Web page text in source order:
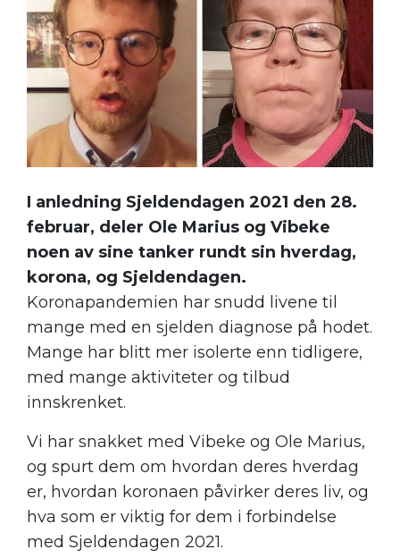
I anledning Sjeldendagen 2021 den 28.
februar, deler Ole Marius og Vibeke
noen av sine tanker rundt sin hverdag,
korona, og Sjeldendagen.
Koronapandemien har snudd livene til
mange med en sjelden diagnose på hodet.
Mange har blitt mer isolerte enn tidligere,
med mange aktiviteter og tilbud
innskrenket.
Vi har snakket med Vibeke og Ole Marius,
og spurt dem om hvordan deres hverdag
er, hvordan koronaen påvirker deres liv, og
hva som er viktig for dem i forbindelse
med Sjeldendagen 2021.